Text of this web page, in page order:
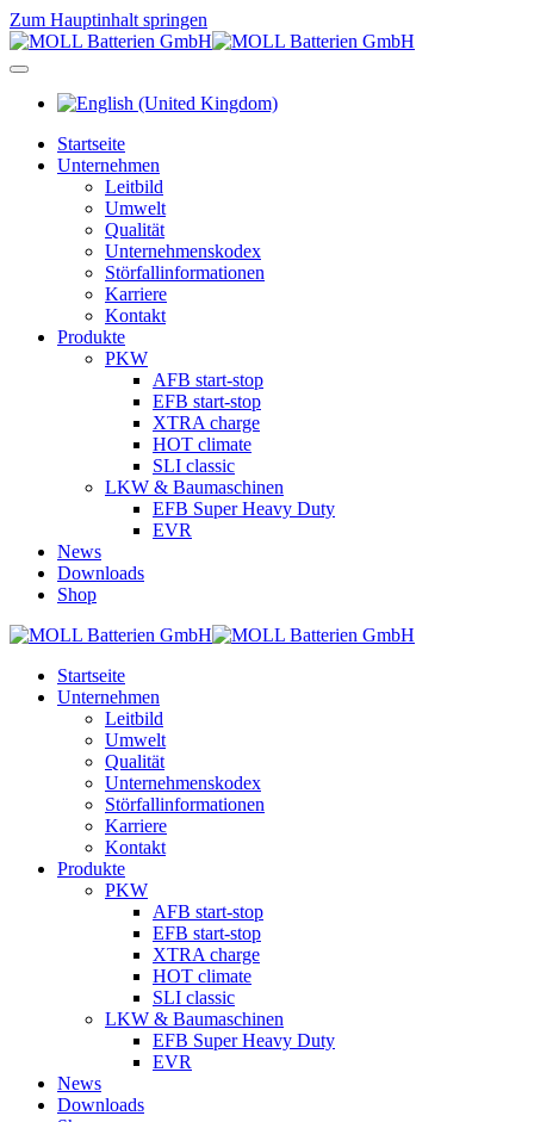
Zum Hauptinhalt springen
Startseite
Unternehmen
Leitbild
Umwelt
Qualität
Unternehmenskodex
Störfallinformationen
Karriere
Kontakt
Produkte
PKW
AFB start-stop
EFB start-stop
XTRA charge
HOT climate
SLI classic
LKW & Baumaschinen
EFB Super Heavy Duty
EVR
News
Downloads
Shop
Startseite
Unternehmen
Leitbild
Umwelt
Qualität
Unternehmenskodex
Störfallinformationen
Karriere
Kontakt
Produkte
PKW
AFB start-stop
EFB start-stop
XTRA charge
HOT climate
SLI classic
LKW & Baumaschinen
EFB Super Heavy Duty
EVR
News
Downloads